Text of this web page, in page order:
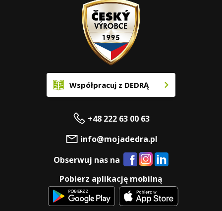
Współpracuj z DEDRĄ
+48 222 63 00 63
info@mojadedra.pl
Obserwuj nas na
Pobierz aplikację mobilną